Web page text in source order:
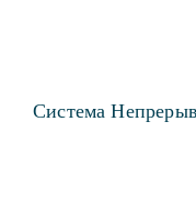
Система